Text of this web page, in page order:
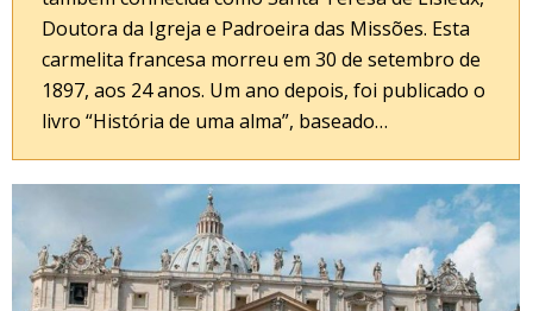
Doutora da Igreja e Padroeira das Missões. Esta
carmelita francesa morreu em 30 de setembro de
1897, aos 24 anos. Um ano depois, foi publicado o
livro “História de uma alma”, baseado…